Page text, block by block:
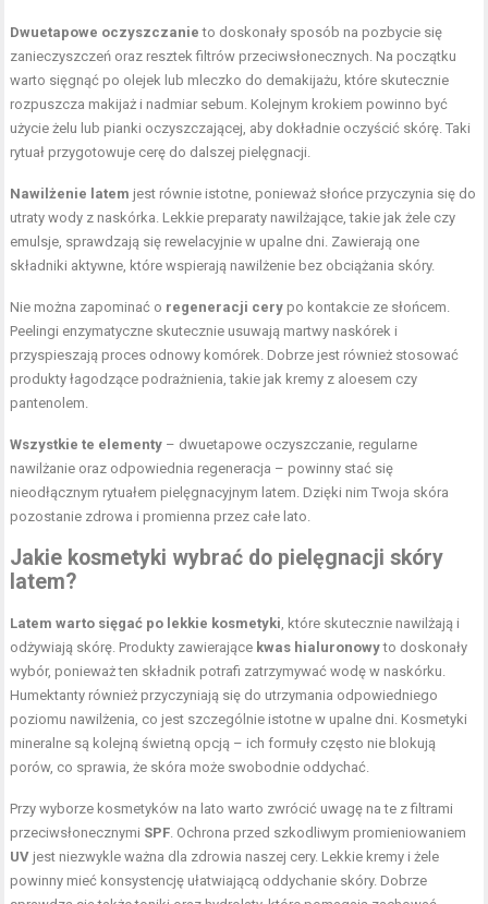
Dwuetapowe oczyszczanie to doskonały sposób na pozbycie się
zanieczyszczeń oraz resztek filtrów przeciwsłonecznych. Na początku
warto sięgnąć po olejek lub mleczko do demakijażu , które skutecznie
rozpuszcza makijaż i nadmiar sebum. Kolejnym krokiem powinno być
użycie żelu lub pianki oczyszczającej, aby dokładnie oczyścić skórę. Taki
rytuał przygotowuje cerę do dalszej pielęgnacji.
Nawilżenie latem jest równie istotne, ponieważ słońce przyczynia się do
utraty wody z naskórka. Lekkie preparaty nawilżające, takie jak żele czy
emulsje, sprawdzają się rewelacyjnie w upalne dni. Zawierają one
składniki aktywne, które wspierają nawilżenie bez obciążania skóry.
Nie można zapominać o regeneracji cery po kontakcie ze słońcem.
Peelingi enzymatyczne skutecznie usuwają martwy naskórek i
przyspieszają proces odnowy komórek. Dobrze jest również stosować
produkty łagodzące podrażnienia, takie jak kremy z aloesem czy
pantenolem.
Wszystkie te elementy – dwuetapowe oczyszczanie, regularne
nawilżanie oraz odpowiednia regeneracja – powinny stać się
nieodłącznym rytuałem pielęgnacyjnym latem. Dzięki nim Twoja skóra
pozostanie zdrowa i promienna przez całe lato.
Jakie kosmetyki wybrać do pielęgnacji skóry
latem?
Latem warto sięgać po lekkie kosmetyki , które skutecznie nawilżają i
odżywiają skórę. Produkty zawierające kwas hialuronowyto doskonały
wybór, ponieważ ten składnik potrafi zatrzymywać wodę w naskórku.
Humektanty również przyczyniają się do utrzymania odpowiedniego
poziomu nawilżenia, co jest szczególnie istotne w upalne dni. Kosmetyki
mineralne są kolejną świetną opcją – ich formuły często nie blokują
porów, co sprawia, że skóra może swobodnie oddychać.
Przy wyborze kosmetyków na lato warto zwrócić uwagę na te z filtrami
przeciwsłonecznymi SPF . Ochrona przed szkodliwym promieniowaniem
UV jest niezwykle ważna dla zdrowia naszej cery. Lekkie kremy i żele
powinny mieć konsystencję ułatwiającą oddychanie skóry. Dobrze